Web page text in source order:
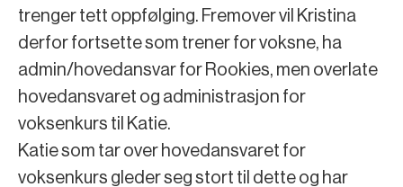
trenger tett oppfølging. Fremover vil Kristina
derfor fortsette som trener for voksne, ha
admin/hovedansvar for Rookies, men overlate
hovedansvaret og administrasjon for
voksenkurs til Katie.
Katie som tar over hovedansvaret for
voksenkurs gleder seg stort til dette og har